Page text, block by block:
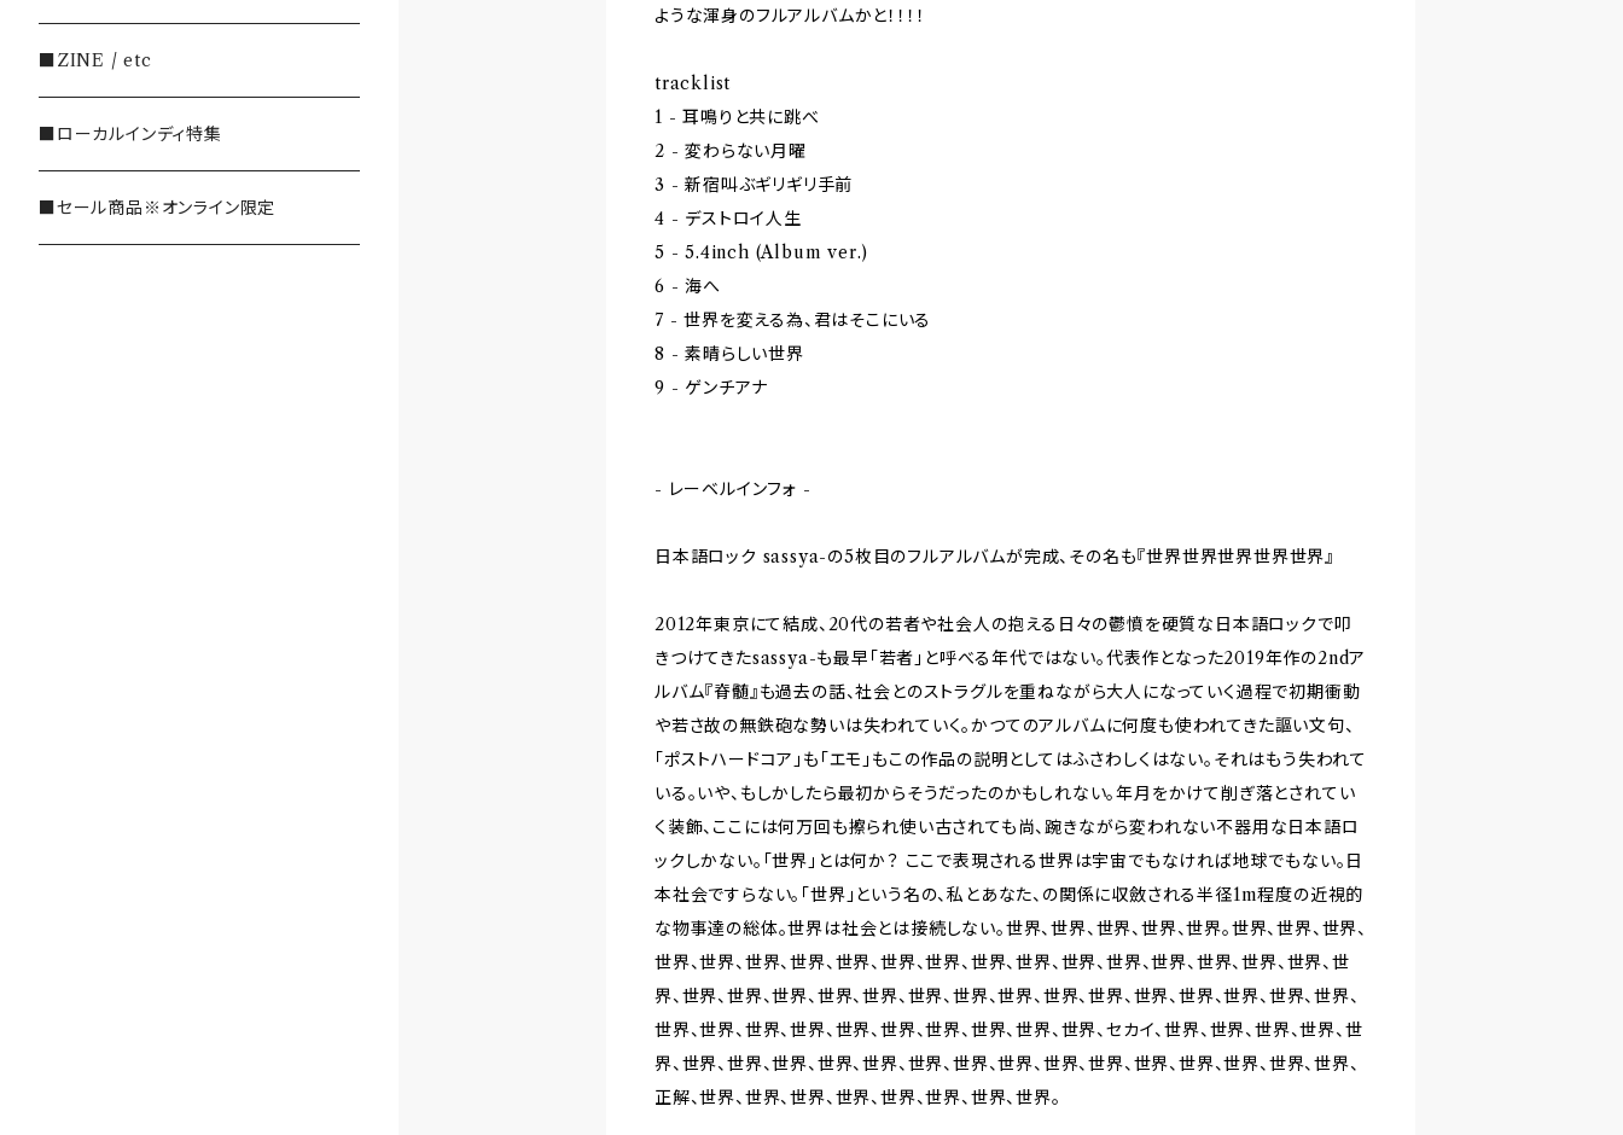
ような渾身のフルアルバムかと！！！！
tracklist
1 - 耳鳴りと共に跳べ
2 - 変わらない月曜
3 - 新宿叫ぶギリギリ手前
4 - デストロイ人生
5 - 5.4inch (Album ver.)
6 - 海へ
7 - 世界を変える為、君はそこにいる
8 - 素晴らしい世界
9 - ゲンチアナ
- レーベルインフォ -
日本語ロック sassya-の5枚目のフルアルバムが完成、その名も『世界世界世界世界世界』
2012年東京にて結成、20代の若者や社会人の抱える日々の鬱憤を硬質な日本語ロックで叩
きつけてきたsassya-も最早「若者」と呼べる年代ではない。代表作となった2019年作の2ndア
ルバム『脊髄』も過去の話、社会とのストラグルを重ねながら大人になっていく過程で初期衝動
や若さ故の無鉄砲な勢いは失われていく。かつてのアルバムに何度も使われてきた謳い文句、
「ポストハードコア」も「エモ」もこの作品の説明としてはふさわしくはない。それはもう失われて
いる。いや、もしかしたら最初からそうだったのかもしれない。年月をかけて削ぎ落とされてい
く装飾、ここには何万回も擦られ使い古されても尚、踠きながら変われない不器用な日本語ロ
ックしかない。「世界」とは何か？ ここで表現される世界は宇宙でもなければ地球でもない。日
本社会ですらない。「世界」という名の、私とあなた、の関係に収斂される半径1m程度の近視的
な物事達の総体。世界は社会とは接続しない。世界、世界、世界、世界、世界。世界、世界、世界、
世界、世界、世界、世界、世界、世界、世界、世界、世界、世界、世界、世界、世界、世界、世界、世
界、世界、世界、世界、世界、世界、世界、世界、世界、世界、世界、世界、世界、世界、世界、世界、
世界、世界、世界、世界、世界、世界、世界、世界、世界、世界、セカイ、世界、世界、世界、世界、世
界、世界、世界、世界、世界、世界、世界、世界、世界、世界、世界、世界、世界、世界、世界、世界、
正解、世界、世界、世界、世界、世界、世界、世界、世界。
・SHOEGAZE/DREAMPOP/POST
ROCK
・OTHER(LOUD/JUNK/RAP/ et
c...)
■ZINE / etc
■ローカルインディ特集
■セール商品※オンライン限定